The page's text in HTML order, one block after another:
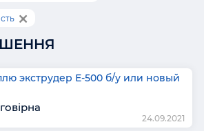
экструдер Е-500 б/у или новый
24.09.2021